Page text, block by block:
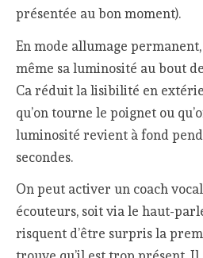
présentée au bon moment).
En mode allumage
même sa luminosité au bout
Ca réduit la lisibilité en
qu’on tourne le poignet ou
luminosité revient à fond
secondes.
On peut activer un coach
écouteurs, soit via le haut-
risquent d’être surpris la